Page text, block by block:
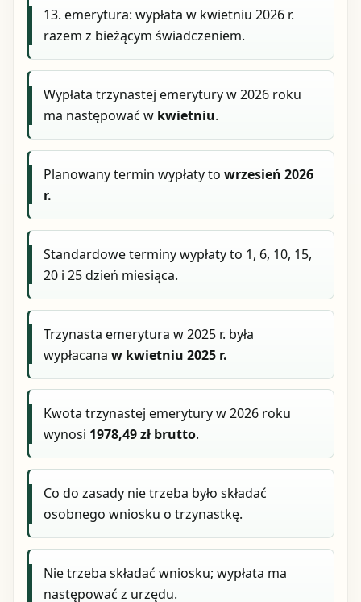
13. emerytura: wypłata w kwietniu 2026 r.
razem z bieżącym świadczeniem.
Wypłata trzynastej emerytury w 2026 roku
ma następować w kwietniu.
Planowany termin wypłaty towrzesień 2026
r.
Standardowe terminy wypłaty to 1, 6, 10, 15,
20 i 25 dzień miesiąca.
Trzynasta emerytura w 2025 r. była
wypłacanaw kwietniu 2025 r.
Kwota trzynastej emerytury w 2026 roku
wynosi 1978,49 zł brutto.
Co do zasady nie trzeba było składać
osobnego wniosku o trzynastkę.
Nie trzeba składać wniosku; wypłata ma
następować z urzędu.